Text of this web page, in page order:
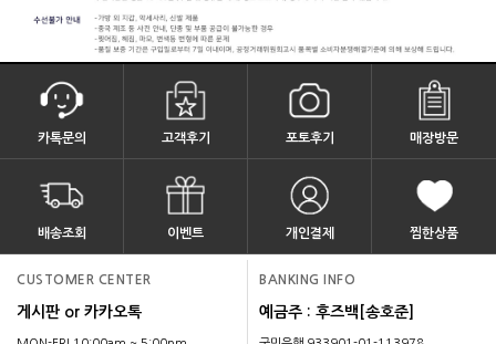
카톡문의 고객후기 포토후기 매장방문
배송조회 이벤트 개인결제 찜한상품
CUSTOMER CENTER
게시판 or 카카오톡
BANKING INFO
예금주 : 후즈백[송호준]